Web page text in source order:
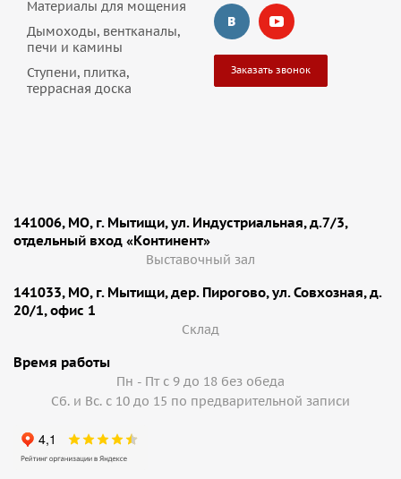
Материалы для мощения
Дымоходы, вентканалы,
печи и камины
Ступени, плитка,
террасная доска
Заказать звонок
141006, МО, г. Мытищи, ул. Индустриальная, д.7/3,
отдельный вход «Континент»
Выставочный зал
141033, МО, г. Мытищи, дер. Пирогово, ул. Совхозная, д.
20/1, офис 1
Cклад
Время работы
Пн - Пт с 9 до 18 без обеда
Сб. и Вс. с 10 до 15 по предварительной записи